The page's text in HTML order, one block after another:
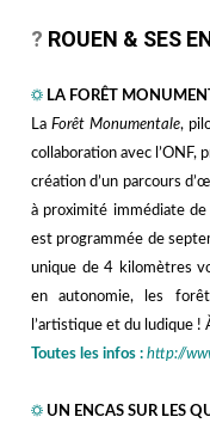
? ROUEN & SES
☼ LA FORÊT
LaForêt Monumentale,
collaboration avec l’ONF,
création d’un parcours
à proximité immédiate
est programmée de
unique de 4 kilomètres
en autonomie, les
l’artistique et du ludique
Toutes les infos : http://
☼ UN ENCAS SUR LES